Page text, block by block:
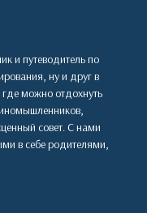
и путеводитель по
ну и друг в
где можно отдохнуть
совет. С нами
в себе родителями,